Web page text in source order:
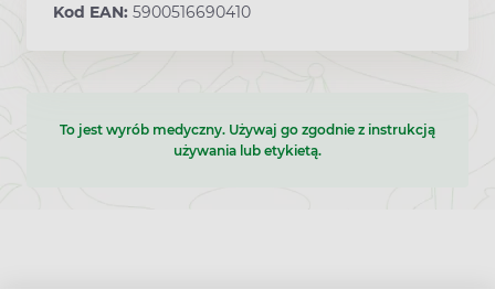
Kod EAN: 5900516690410
To jest wyrób medyczny. Używaj go zgodnie z instrukcją
używania lub etykietą.